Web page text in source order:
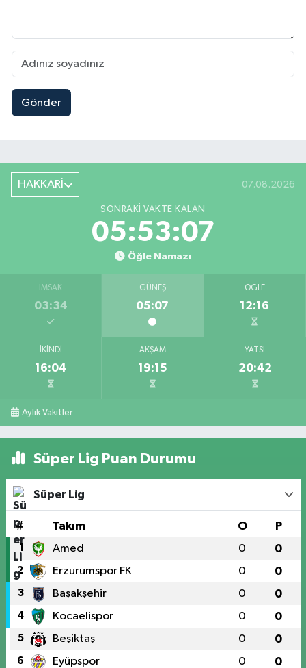
Gönder
HAKKARİ 07.08.2026
SONRAKI VAKTE KALAN
05:53:06
Öğle Namazı
İMSAK
03:34
GÜNEŞ
05:07
ÖĞLE
12:16
İKINDI
16:04
AKŞAM
19:15
YATSI
20:42
Aylık Vakitler
Süper Lig Puan Durumu
Süper Lig
# Takım O P
1 Amed 0 0
2 Erzurumspor FK 0 0
3 Başakşehir 0 0
4 Kocaelispor 0 0
5 Beşiktaş 0 0
6 Eyüpspor 0 0